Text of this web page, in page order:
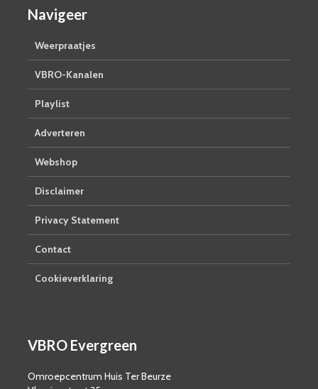
Navigeer
Weerpraatjes
VBRO-Kanalen
Playlist
Adverteren
Webshop
Disclaimer
Privacy Statement
Contact
Cookieverklaring
VBRO Evergreen
Omroepcentrum Huis Ter Beurze